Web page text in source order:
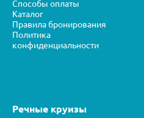
Способы оплаты
Каталог
Правила бронирования
Политика
конфиденциальности
Речные круизы